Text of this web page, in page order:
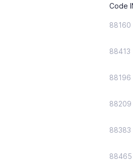
Code
88160
88413
88196
88209
88383
88465